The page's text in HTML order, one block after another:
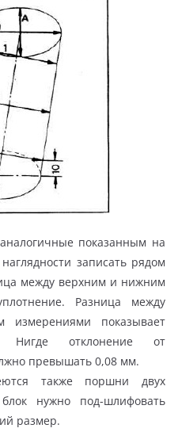
показанным на
записать рядом
между верхним и нижним
Разница между
показывает
Нигде отклонение от
превышать 0,08 мм.
также поршни двух
нужно под-шлифовать
размер.